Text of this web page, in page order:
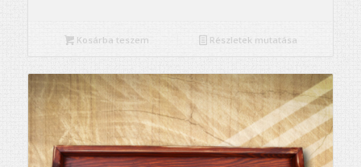
Kosárba teszem Részletek mutatása